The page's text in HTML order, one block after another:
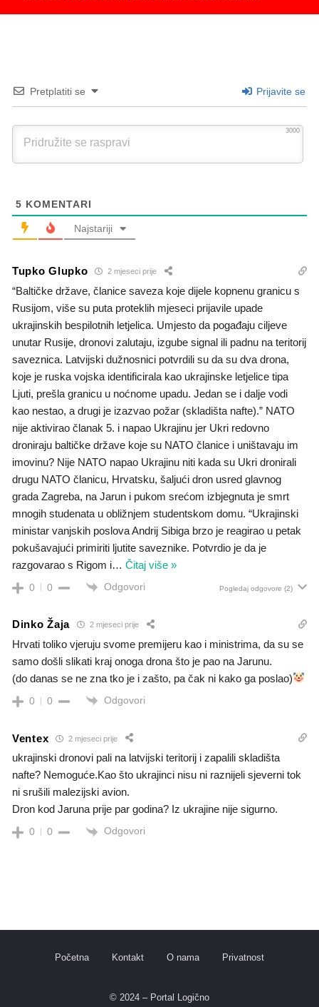
Pretplatiti se Prijavite se
3000
5 KOMENTARI
Najstariji
Tupko Glupko 2 mjeseci prije
“Baltičke države, članice saveza koje dijele kopnenu granicu s
Rusijom, više su puta proteklih mjeseci prijavile upade
ukrajinskih bespilotnih letjelica. Umjesto da pogađaju ciljeve
unutar Rusije, dronovi zalutaju, izgube signal ili padnu na teritorij
saveznica. Latvijski dužnosnici potvrdili su da su dva drona,
koje je ruska vojska identificirala kao ukrajinske letjelice tipa
Ljuti, prešla granicu u noćnome upadu. Jedan se i dalje vodi
kao nestao, a drugi je izazvao požar (skladišta nafte).” NATO
nije aktivirao članak 5. i napao Ukrajinu jer Ukri redovno
droniraju baltičke države koje su NATO članice i uništavaju im
imovinu? Nije NATO napao Ukrajinu niti kada su Ukri dronirali
drugu NATO članicu, Hrvatsku, šaljući dron usred glavnog
grada Zagreba, na Jarun i pukom srećom izbjegnuta je smrt
mnogih studenata u obližnjem studentskom domu. “Ukrajinski
ministar vanjskih poslova Andrij Sibiga brzo je reagirao u petak
pokušavajući primiriti ljutite saveznike. Potvrdio je da je
razgovarao s Rigom i… Čitaj više »
0 0 Odgovori Pogledaj odgovore (2)
Dinko Žaja 2 mjeseci prije
Hrvati toliko vjeruju svome premijeru kao i ministrima, da su se
samo došli slikati kraj onoga drona što je pao na Jarunu.
(do danas se ne zna tko je i zašto, pa čak ni kako ga poslao)
0 0 Odgovori
Ventex 2 mjeseci prije
ukrajinski dronovi pali na latvijski teritorij i zapalili skladišta
nafte? Nemoguće.Kao što ukrajinci nisu ni raznijeli sjeverni tok
ni srušili malezijski avion.
Dron kod Jaruna prije par godina? Iz ukrajine nije sigurno.
0 0 Odgovori
Početna Kontakt O nama Privatnost
© 2024 – Portal Logično